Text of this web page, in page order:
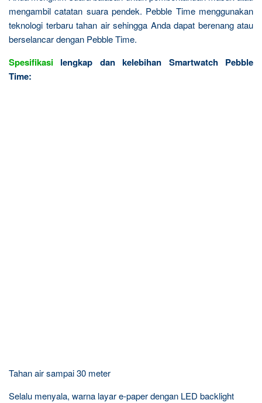
mengambil catatan suara pendek. Pebble Time menggunakan
teknologi terbaru tahan air sehingga Anda dapat berenang atau
berselancar dengan Pebble Time.
Spesifikasi lengkap dan kelebihan Smartwatch Pebble
Time:
Tahan air sampai 30 meter
Selalu menyala, warna layar e-paper dengan LED backlight